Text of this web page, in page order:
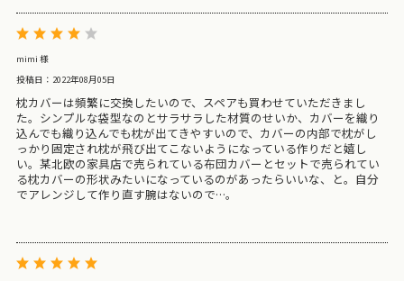
mimi 様
投稿日：2022年08月05日
枕カバーは頻繁に交換したいので、スペアも買わせていただきまし
た。シンプルな袋型なのとサラサラした材質のせいか、カバーを織り
込んでも織り込んでも枕が出てきやすいので、カバーの内部で枕がし
っかり固定され枕が飛び出てこないようになっている作りだと嬉し
い。某北欧の家具店で売られている布団カバーとセットで売られてい
る枕カバーの形状みたいになっているのがあったらいいな、と。自分
でアレンジして作り直す腕はないので…。